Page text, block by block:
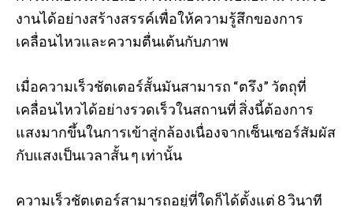
งานได้อย่างสร้างสรรค์เพื่อให้ความรู้สึกของการ
เคลื่อนไหวและความตื่นเต้นกับภาพ
เมื่อความเร็วชัตเตอร์สั้นมันสามารถ “ตรึง” วัตถุที่
เคลื่อนไหวได้อย่างรวดเร็วในสถานที่ สิ่งนี้ต้องการ
แสงมากขึ้นในการเข้าสู่กล้องเนื่องจากเซ็นเซอร์สัมผัส
กับแสงเป็นเวลาสั้น ๆ เท่านั้น
ความเร็วชัตเตอร์สามารถอยู่ที่ใดก็ได้ตั้งแต่ 8 วินาที